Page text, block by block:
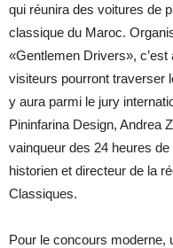
qui réunira des voitures de
classique du Maroc.
«Gentlemen Drivers»,
visiteurs pourront traverser
y aura parmi le jury
Pininfarina Design, Andrea
vainqueur des 24 heures
historien et directeur de la
Classiques.
Pour le concours moderne,